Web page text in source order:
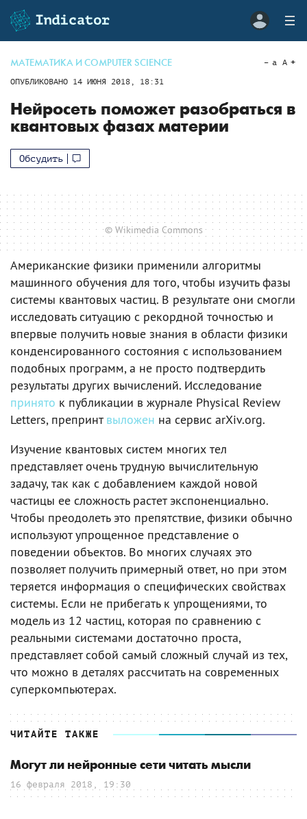
МАТЕМАТИКА И COMPUTER SCIENCE
ОПУБЛИКОВАНО 14 ИЮНЯ 2018, 18:31
a A
Нейросеть поможет разобраться в
квантовых фазах материи
Обсудить
© Wikimedia Commons
Американские физики применили алгоритмы
машинного обучения для того, чтобы изучить фазы
системы квантовых частиц. В результате они смогли
исследовать ситуацию с рекордной точностью и
впервые получить новые знания в области физики
конденсированного состояния с использованием
подобных программ, а не просто подтвердить
результаты других вычислений. Исследование
принято к публикации в журнале Physical Review
Letters, препринтвыложен на сервис arXiv.org.
Изучение квантовых систем многих тел
представляет очень трудную вычислительную
задачу, так как с добавлением каждой новой
частицы ее сложность растет экспоненциально.
Чтобы преодолеть это препятствие, физики обычно
используют упрощенное представление о
поведении объектов. Во многих случаях это
позволяет получить примерный ответ, но при этом
теряется информация о специфических свойствах
системы. Если не прибегать к упрощениями, то
модель из 12 частиц, которая по сравнению с
реальными системами достаточно проста,
представляет собой самый сложный случай из тех,
что можно в деталях рассчитать на современных
суперкомпьютерах.
ЧИТАЙТЕ ТАКЖЕ
Могут ли нейронные сети читать мысли
16 февраля 2018, 19:30